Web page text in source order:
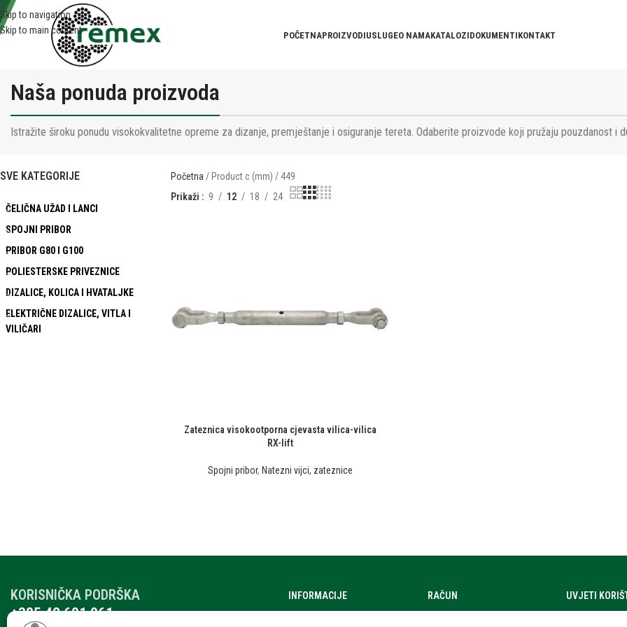
Skip to navigation
Skip to main content
POČETNAPROIZVODIUSLUGEO NAMAKATALOZIDOKUMENTIKONTAKT
Naša ponuda proizvoda
Istražite široku ponudu visokokvalitetne opreme za dizanje, premještanje i osiguranje tereta. Odaberite proizvode koji pružaju pouzdanost i
SVE KATEGORIJE
ČELIČNA UŽAD I LANCI
SPOJNI PRIBOR
PRIBOR G80 I G100
POLIESTERSKE PRIVEZNICE
DIZALICE, KOLICA I HVATALJKE
ELEKTRIČNE DIZALICE, VITLA I
VILIČARI
Početna Product c (mm) 449
Prikaži
9 12 18 24
Zateznica visokootporna cjevasta vilica-vilica
RX-lift
Spojni pribor,Natezni vijci, zateznice
KORISNIČKA PODRŠKA
+385 42 601 061
INFORMACIJE RAČUN UVJETI